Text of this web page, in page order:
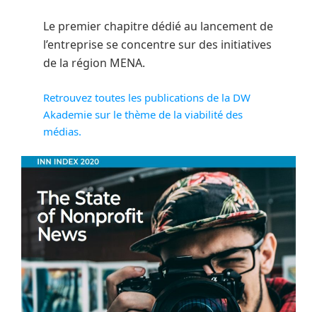
Le premier chapitre dédié au lancement de
l’entreprise se concentre sur des initiatives
de la région MENA.
Retrouvez toutes les publications de la DW
Akademie sur le thème de la viabilité des
médias.